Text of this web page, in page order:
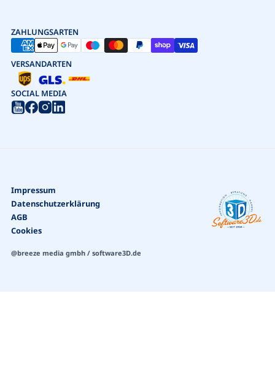
ZAHLUNGSARTEN
VERSANDARTEN
SOCIAL MEDIA
Impressum
Datenschutzerklärung
AGB
Cookies
@breeze media gmbh / software3D.de